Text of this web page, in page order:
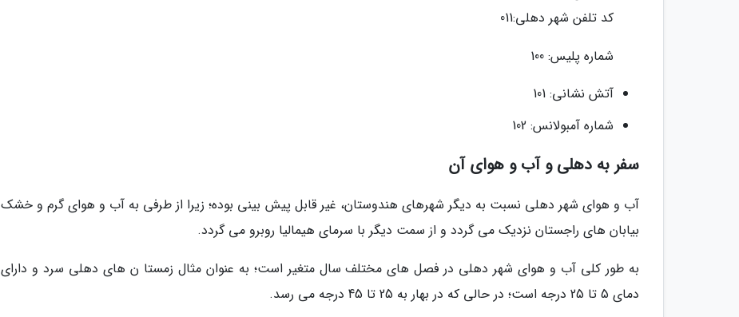
کد تلفن شهر دهلی:011
شماره پلیس: 100
آتش نشانی: 101
شماره آمبولانس: 102
سفر به دهلی و آب و هوای آن
آب و هوای شهر دهلی نسبت به دیگر شهرهای هندوستان، غیر قابل پیش بینی بوده؛ زیرا از طرفی به آب و هوای گرم و خشک
بیابان های راجستان نزدیک می گردد و از سمت دیگر با سرمای هیمالیا روبرو می گردد.
به طور کلی آب و هوای شهر دهلی در فصل های مختلف سال متغیر است؛ به عنوان مثال زمستا ن های دهلی سرد و دارای
دمای 5 تا 25 درجه است؛ در حالی که در بهار به 25 تا 45 درجه می رسد.